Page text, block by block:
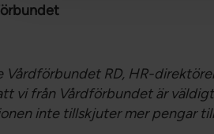
Vårdförbundet RD, HR-
vi från Vårdförbundet är
inte tillskjuter mer pengar